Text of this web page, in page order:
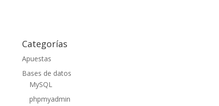
Categorías
Apuestas
Bases de datos
MySQL
phpmyadmin